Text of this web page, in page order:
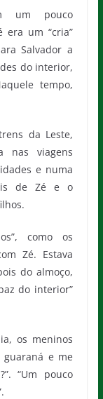
um pouco
era um “cria”
Salvador a
do interior,
tempo,
da Leste,
nas viagens
e numa
de Zé e o
como os
Zé. Estava
do almoço,
do interior”
os meninos
guaraná e me
“Um pouco